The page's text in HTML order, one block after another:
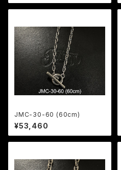
JMC-30-60 (60cm)
¥53,460